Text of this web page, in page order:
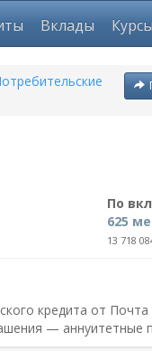
Вклады
По
625
13 718
кредита от
—